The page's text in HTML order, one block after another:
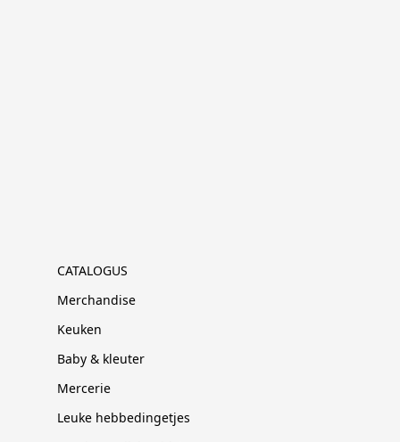
CATALOGUS
Merchandise
Keuken
Baby & kleuter
Mercerie
Leuke hebbedingetjes